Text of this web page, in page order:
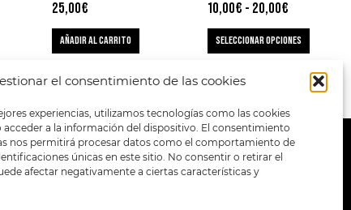
el consentimiento de las cookies
experiencias, utilizamos tecnologías como las cookies
acceder a la información del dispositivo. El consentimiento
nos permitirá procesar datos como el comportamiento de
únicas en este sitio. No consentir o retirar el
afectar negativamente a ciertas características y
25,00€
AÑADIR AL CARRITO
10,00€ - 20,00€
SELECCIONAR OPCIONES
METODOS DE PAGO: